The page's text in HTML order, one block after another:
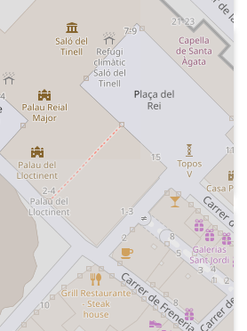
COPE - El tirachinas
radiador" amb el grupo Risa
dels periosistes José
José Ramón de la M irena,
Esteban "Manolete" i el
Javier Solana.
COPE - El tirachinas
"La gran bombona" realitzada
Risa, fent una paròdia del
de televisió "Gran hermano"